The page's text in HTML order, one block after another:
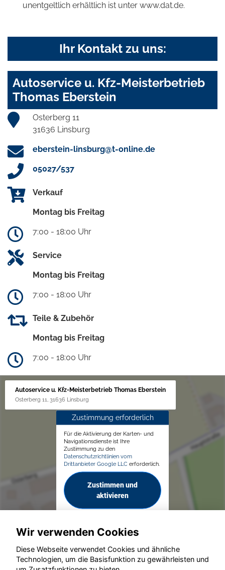
unentgeltlich erhältlich ist unter www.dat.de.
Ihr Kontakt zu uns:
Autoservice u. Kfz-Meisterbetrieb
Thomas Eberstein
Osterberg 11
31636 Linsburg
eberstein-linsburg@t-online.de
05027/537
Verkauf
Montag bis Freitag
7:00 - 18:00 Uhr
Service
Montag bis Freitag
7:00 - 18:00 Uhr
Teile & Zubehör
Montag bis Freitag
7:00 - 18:00 Uhr
Autoservice u. Kfz-Meisterbetrieb Thomas Eberstein
Osterberg 11, 31636 Linsburg
Zustimmung erforderlich
Für die Aktivierung der Karten- und
Navigationsdienste ist Ihre
Zustimmung zu den
Datenschutzrichtlinien vom
Drittanbieter Google LLC erforderlich.
Zustimmen und
aktivieren
Wir verwenden Cookies
Diese Webseite verwendet Cookies und ähnliche
Technologien, um die Basisfunktion zu gewährleisten und